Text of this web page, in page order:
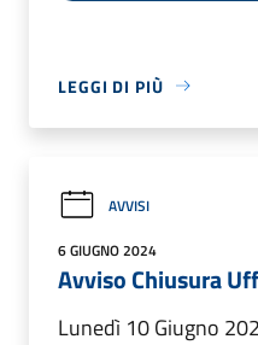
LEGGI DI PIÙ
AVVISI
6 GIUGNO 2024
Avviso Chiusura
Lunedì 10 Giugno